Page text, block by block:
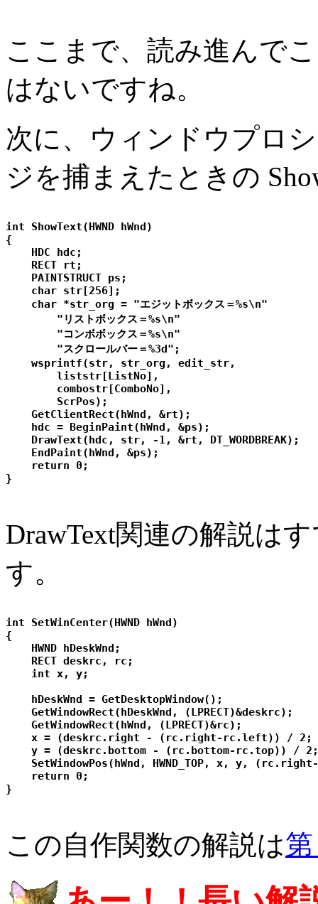
ここまで、読み進んで
はないですね。
次に、ウィンドウプロ
ジを捕まえたときの
int ShowText(HWND hWnd)
{
    HDC hdc;
    RECT rt;
    PAINTSTRUCT ps;
    char str[256];
    char *str_org = "エジットボックス＝%s\n"
        "リストボックス＝%s\n"
        "コンボボックス＝%s\n"
        "スクロールバー＝%3d";
    wsprintf(str, str_org, edit_str,
        liststr[ListNo],
        combostr[ComboNo],
        ScrPos);
    GetClientRect(hWnd, &rt);
    hdc = BeginPaint(hWnd, &ps);
    DrawText(hdc, str, -1, &rt, DT_WORDBREAK);
    EndPaint(hWnd, &ps);
    return 0;
DrawText関連の解説は
す。
int SetWinCenter(HWND hWnd)
{
    HWND hDeskWnd;
    RECT deskrc, rc;
    int x, y;
    hDeskWnd = GetDesktopWindow();
    GetWindowRect(hDeskWnd, (LPRECT)&deskrc);
    GetWindowRect(hWnd, (LPRECT)&rc);
    x = (deskrc.right - (rc.right-rc.left)) / 2;
    y = (deskrc.bottom - (rc.bottom-rc.top)) / 2;
SetWindowPos(hWnd, HWND_TOP, x, y,
    return 0;
この自作関数の解説は